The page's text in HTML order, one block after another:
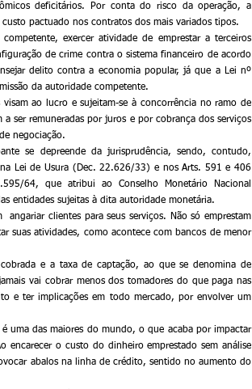
deficitários. Por conta do risco da operação, a
pactuado nos contratos dos mais variados tipos.
exercer atividade de emprestar a terceiros
de crime contra o sistema financeiro de acordo
delito contra a economia popular, já que a Lei nº
da autoridade competente.
ao lucro e sujeitam-se à concorrência no ramo de
ser remuneradas por juros e por cobrança dos serviços
negociação.
se depreende da jurisprudência, sendo, contudo,
Lei de Usura (Dec. 22.626/33) e nos Arts. 591 e 406
64, que atribui ao Conselho Monetário Nacional
entidades sujeitas à dita autoridade monetária.
clientes para seus serviços. Não só emprestam
suas atividades, como acontece com bancos de menor
vai cobrar menos dos tomadores do que paga nas
e ter implicações em todo mercado, por envolver um
uma das maiores do mundo, o que acaba por impactar
encarecer o custo do dinheiro emprestado sem análise
abalos na linha de crédito, sentido no aumento do